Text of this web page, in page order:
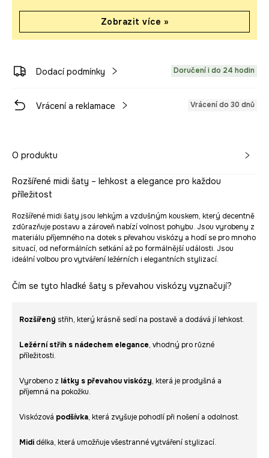
Zobrazit více »
Dodací podmínky Doručení i do 24 hodin
Vrácení a reklamace Vrácení do 30 dnů
O produktu
Rozšířené midi šaty – lehkost a elegance pro každou
příležitost
Rozšířené midi šaty jsou lehkým a vzdušným kouskem, který decentně
zdůrazňuje postavu a zároveň nabízí volnost pohybu. Jsou vyrobeny z
materiálu příjemného na dotek s převahou viskózy a hodí se pro mnoho
situací, od neformálních setkání až po formálnější události. Jsou
ideální volbou pro vytváření ležérních i elegantních stylizací.
Čím se tyto hladké šaty s převahou viskózy vyznačují?
Rozšířený střih, který krásně sedí na postavě a dodává jí lehkost.
Ležérní střih s nádechem elegance, vhodný pro různé
příležitosti.
Vyrobeno z látky s převahouviskózy, která je prodyšná a
příjemná na pokožku.
Viskózová podšívka, která zvyšuje pohodlí při nošení a odolnost.
Midi délka, která umožňuje všestranné vytváření stylizací.